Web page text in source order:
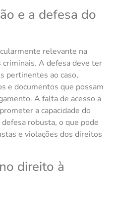
e a defesa do
relevante na
A defesa deve ter
pertinentes ao caso,
e documentos que possam
A falta de acesso a
a capacidade do
robusta, o que pode
e violações dos direitos
direito à